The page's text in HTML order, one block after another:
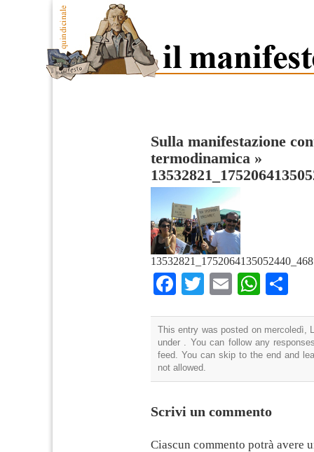
Sulla manifestazione
termodinamica »
Facebook
TwitterEmail
This entry was posted on mercoledì,
under . You can follow any
feed. You can skip to the end and
not allowed.
Scrivi un commento
Ciascun commento potrà avere